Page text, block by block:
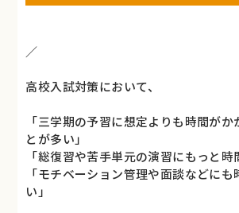
／
高校入試対策において、
「三学期の予習に想定よりも時間がか
とが多い」
「総復習や苦手単元の演習にもっと時
「モチベーション管理や面談などにも
い」